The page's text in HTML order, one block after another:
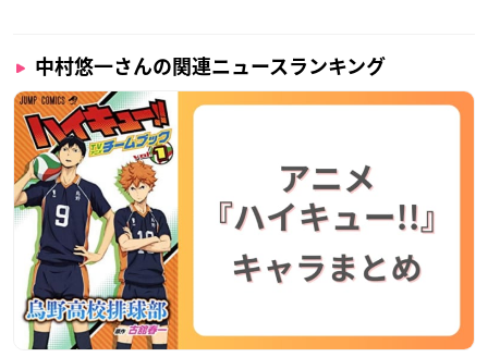
中村悠一さんの関連ニュースランキング